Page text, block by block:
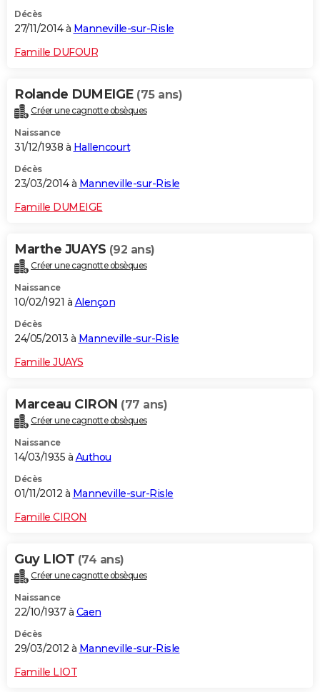
Décès
27/11/2014 à Manneville-sur-Risle
Famille DUFOUR
Rolande DUMEIGE (75 ans)
Créer une cagnotte obsèques
Naissance
31/12/1938 à Hallencourt
Décès
23/03/2014 à Manneville-sur-Risle
Famille DUMEIGE
Marthe JUAYS (92 ans)
Créer une cagnotte obsèques
Naissance
10/02/1921 à Alençon
Décès
24/05/2013 à Manneville-sur-Risle
Famille JUAYS
Marceau CIRON (77 ans)
Créer une cagnotte obsèques
Naissance
14/03/1935 à Authou
Décès
01/11/2012 à Manneville-sur-Risle
Famille CIRON
Guy LIOT (74 ans)
Créer une cagnotte obsèques
Naissance
22/10/1937 à Caen
Décès
29/03/2012 à Manneville-sur-Risle
Famille LIOT